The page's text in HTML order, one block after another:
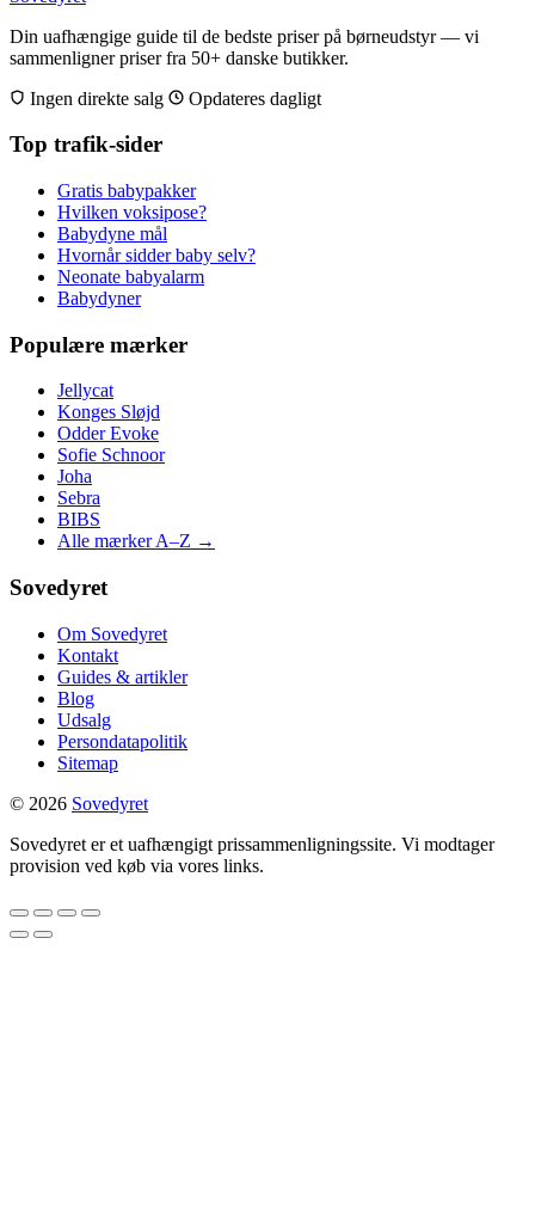
Din uafhængige guide til de bedste priser på børneudstyr — vi
sammenligner priser fra 50+ danske butikker.
Ingen direkte salg
Opdateres dagligt
Top trafik-sider
Gratis babypakker
Hvilken voksipose?
Babydyne mål
Hvornår sidder baby selv?
Neonate babyalarm
Babydyner
Populære mærker
Jellycat
Konges Sløjd
Odder Evoke
Sofie Schnoor
Joha
Sebra
BIBS
Alle mærker A–Z →
Sovedyret
Om Sovedyret
Kontakt
Guides & artikler
Blog
Udsalg
Persondatapolitik
Sitemap
© 2026 Sovedyret
Sovedyret er et uafhængigt prissammenligningssite. Vi modtager
provision ved køb via vores links.